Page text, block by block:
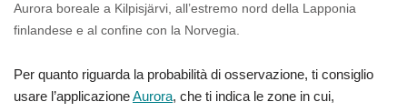
Aurora boreale a Kilpisjärvi, all’estremo nord della Lapponia
finlandese e al confine con la Norvegia.
Per quanto riguarda la probabilità di osservazione, ti consiglio
usare l’applicazioneAurora, che ti indica le zone in cui,